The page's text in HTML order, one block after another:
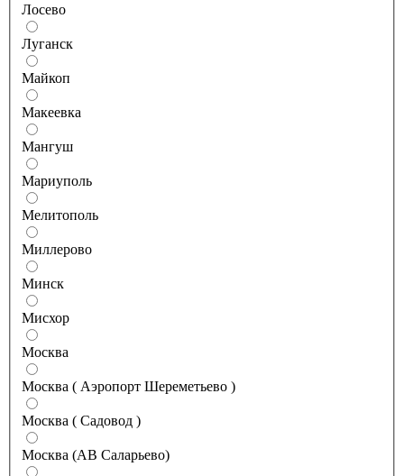
Лосево
Луганск
Майкоп
Макеевка
Мангуш
Мариуполь
Мелитополь
Миллерово
Минск
Мисхор
Москва
Москва ( Аэропорт Шереметьево )
Москва ( Садовод )
Москва (АВ Саларьево)